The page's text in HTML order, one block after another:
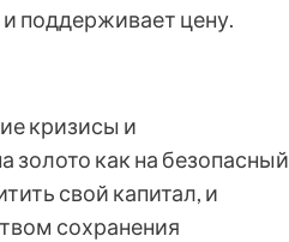
поддерживает цену.
кризисы и
золото как на безопасный
свой капитал, и
сохранения